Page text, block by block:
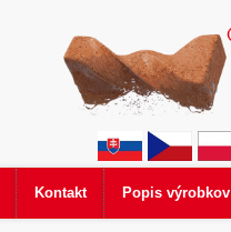
Kontakt Popis výrobkov